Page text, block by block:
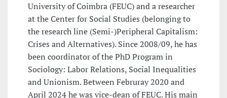
University of Coimbra (FEUC) and a researcher
at the Center for Social Studies (belonging to
the research line (Semi-)Peripheral Capitalism:
Crises and Alternatives). Since 2008/09, he has
been coordinator of the PhD Program in
Sociology: Labor Relations, Social Inequalities
and Unionism. Between Februray 2020 and
April 2024 he was vice-dean of FEUC. His main